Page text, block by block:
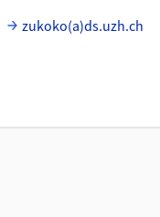
zukoko(a)ds.uzh.ch